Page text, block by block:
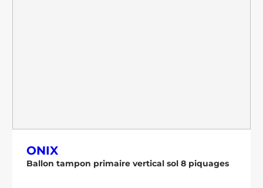
ONIX
Ballon tampon primaire vertical sol 8 piquages